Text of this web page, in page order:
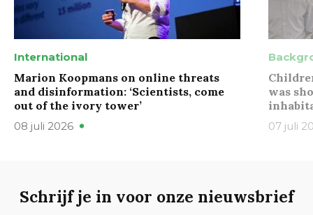
International
Marion Koopmans on online threats
and disinformation: ‘Scientists, come
out of the ivory tower’
08 juli 2026
was
07 juli
Schrijf je in voor onze nieuwsbrief